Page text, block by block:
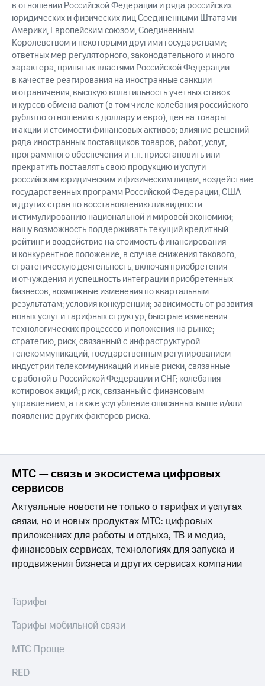
в отношении Российской Федерации и ряда российских
юридических и физических лиц Соединенными Штатами
Америки, Европейским союзом, Соединенным
Королевством и некоторыми другими государствами;
ответных мер регуляторного, законодательного и иного
характера, принятых властями Российской Федерации
в качестве реагирования на иностранные санкции
и ограничения; высокую волатильность учетных ставок
и курсов обмена валют (в том числе колебания российского
рубля по отношению к доллару и евро), цен на товары
и акции и стоимости финансовых активов; влияние решений
ряда иностранных поставщиков товаров, работ, услуг,
программного обеспечения и т.п. приостановить или
прекратить поставлять свою продукцию и услуги
российским юридическим и физическим лицам; воздействие
государственных программ Российской Федерации, США
и других стран по восстановлению ликвидности
и стимулированию национальной и мировой экономики;
нашу возможность поддерживать текущий кредитный
рейтинг и воздействие на стоимость финансирования
и конкурентное положение, в случае снижения такового;
стратегическую деятельность, включая приобретения
и отчуждения и успешность интеграции приобретенных
бизнесов; возможные изменения по квартальным
результатам; условия конкуренции; зависимость от развития
новых услуг и тарифных структур; быстрые изменения
технологических процессов и положения на рынке;
стратегию; риск, связанный с инфраструктурой
телекоммуникаций, государственным регулированием
индустрии телекоммуникаций и иные риски, связанные
с работой в Российской Федерации и СНГ; колебания
котировок акций; риск, связанный с финансовым
управлением, а также усугубление описанных выше и/или
появление других факторов риска.
МТС — связь и экосистема цифровых
сервисов
Актуальные новости не только о тарифах и услугах
связи, но и новых продуктах МТС: цифровых
приложениях для работы и отдыха, ТВ и медиа,
финансовых сервисах, технологиях для запуска и
продвижения бизнеса и других сервисах компании
Тарифы
Тарифы мобильной связи
МТС Проще
RED